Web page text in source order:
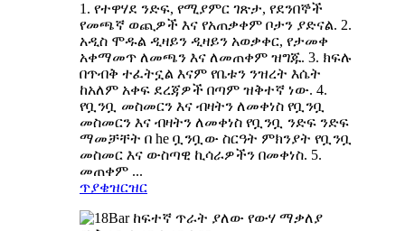
1. የተዋሃደ ንድፍ, የሚያምር ገጽታ, የደንበኞች
የመጫኛ ወጪዎች እና የአጠቃቀም ቦታን ያድናል. 2.
አዲስ ሞዱል ዲዛይን ዲዛይን አወቃቀር, የታመቀ
አቀማመጥ ለመጫን እና ለመጠቀም ዝግጁ. 3. ክፍሉ
በጥብቅ ተፈትኗል እናም የቤቱን ንዝረት እሴት
ከአለም አቀፍ ደረጃዎች በጣም ዝቅተኛ ነው. 4.
የቧንቧ መስመርን እና ብዛትን ለመቀነስ የቧንቧ
መስመርን እና ብዛትን ለመቀነስ የቧንቧ ንድፍ ንድፍ
ማመቻቸት በ he ቧንቧው ስርዓት ምክንያት የቧንቧ
መስመር እና ውስጣዊ ኪሳራዎችን በመቀነስ. 5.
መጠቀም ...
ጥያቄዝርዝር